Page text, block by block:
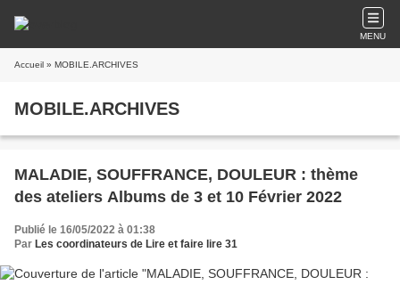
MENU
Accueil » MOBILE.ARCHIVES
MOBILE.ARCHIVES
MALADIE, SOUFFRANCE, DOULEUR : thème
des ateliers Albums de 3 et 10 Février 2022
Publié le 16/05/2022 à 01:38
Par Les coordinateurs de Lire et faire lire 31